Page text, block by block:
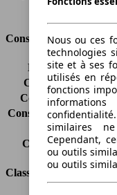
Volume du
Consommation
Émissions de CO2*
Consommation
Consommation
Consommation
Classe d'émissions
Capacité du
Classes d'assurance
Nous ou ces
technologies
site et à ses
utilisés en
fonctions
similaires
Cependant,
ou outils
ou outils